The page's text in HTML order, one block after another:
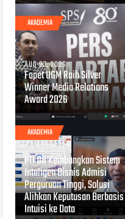
AKADEMIA
AUG 03, 2026
Fapet UGM Raih Silver
Winner Media Relations
Award 2026
AKADEMIA
JUL 30, 2026
FTI UII Kembangkan Sistem
Inteligen Bisnis Admisi
Perguruan Tinggi, Solusi
Alihkan Keputusan Berbasis
Intuisi ke Data